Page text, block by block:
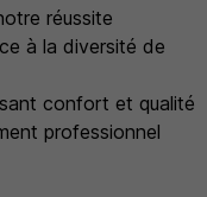
réussite
à la diversité de
confort et qualité
professionnel